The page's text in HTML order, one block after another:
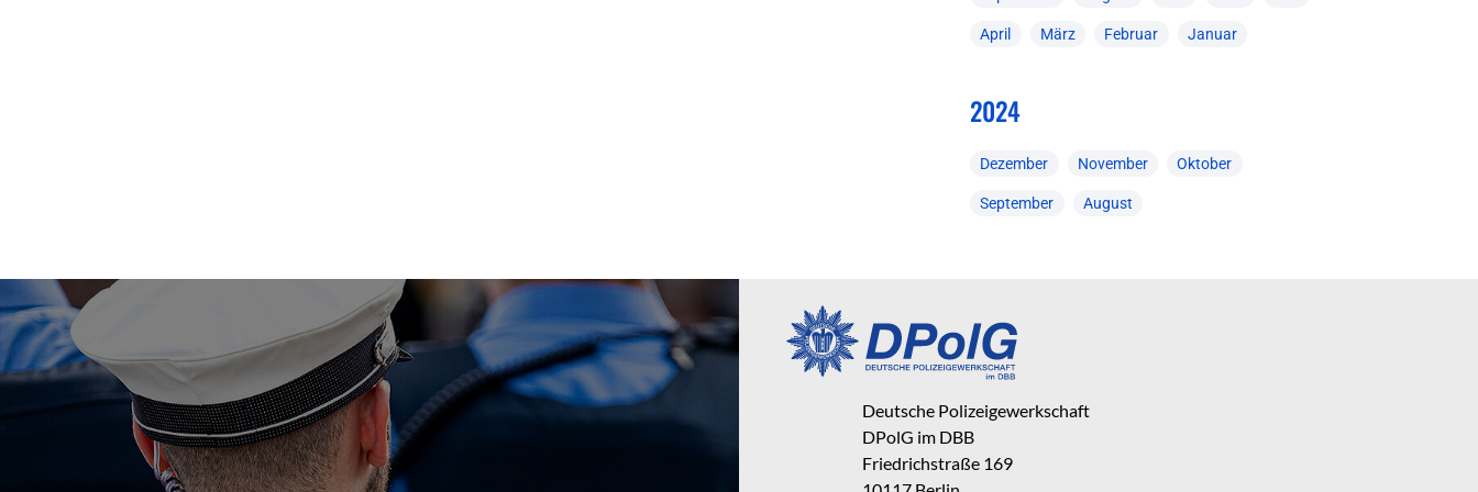
April März Februar Januar
2024
Dezember November Oktober
September August
Deutsche Polizeigewerkschaft
DPolG im DBB
Friedrichstraße 169